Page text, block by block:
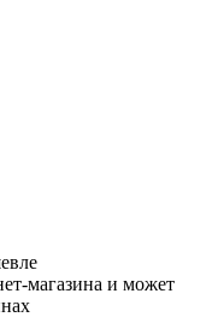
магазина и может